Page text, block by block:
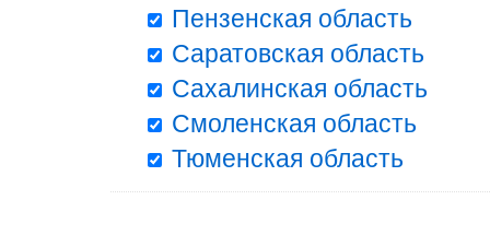
Пензенская область
Саратовская область
Сахалинская область
Смоленская область
Тюменская область